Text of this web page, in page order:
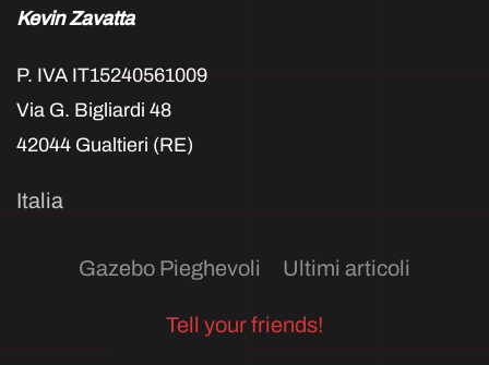
Kevin Zavatta
P. IVA IT15240561009
Via G. Bigliardi 48
42044 Gualtieri (RE)
Italia
Gazebo Pieghevoli Ultimi articoli
Tell your friends!